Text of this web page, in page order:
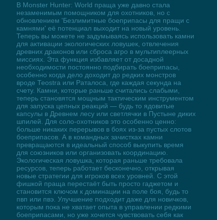
В Monster Hunter: World праща уже давно стала
незаменимым помощником для охотников, но с
обновлением 'Безлимитные боеприпасы для пращи с
камнями' её потенциал выходит на новый уровень.
Теперь вы можете не задумываясь использовать камни
для активации экологических ловушек, отвлечения
древних драконов или сброса агро в мультиплеерных
миссиях. Эта функция избавляет от досадной
необходимости постоянно подбирать боеприпасы,
особенно когда дело доходит до редких монстров
вроде Теоstra или Раталоса, где каждая секунда на
счету. Камни, которые раньше считались слабыми,
теперь становятся мощным тактическим инструментом
для запуска цепных реакций — будь то ядовитые
капсулы в Древнем лесу или светлячки в Пустыне диких
шпилей. Для соло-охотников это особенно ценно:
больше никаких перерывов в боях из-за пустых слотов
боеприпасов. А в командных зачистках камни
превращаются в идеальный способ выкупить время
для союзников или организовать координацию.
Экологическая ловушка, которая раньше требовала
ресурсов, теперь работает бесконечно, открывая
новые стратегии для игроков всех уровней. С этой
фишкой праща перестаёт быть просто гаджетом и
становится ключом к доминации на поле боя, будь то
пвп или пвэ. Улучшение подходит даже для новичков,
которым пока не хватает опыта в управлении редкими
боеприпасами, но уже хочется чувствовать себя как